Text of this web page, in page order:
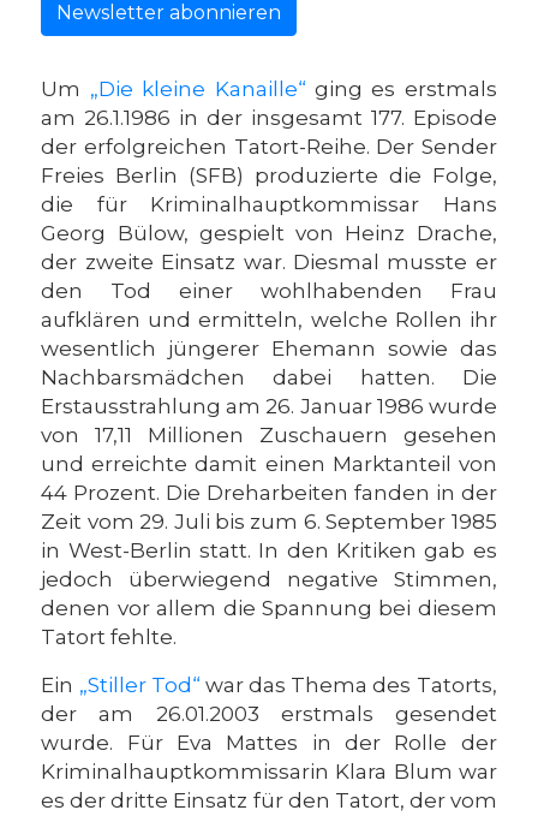
Newsletter abonnieren
Um „Die kleine Kanaille“ ging es erstmals
am 26.1.1986 in der insgesamt 177. Episode
der erfolgreichen Tatort-Reihe. Der Sender
Freies Berlin (SFB) produzierte die Folge,
die für Kriminalhauptkommissar Hans
Georg Bülow, gespielt von Heinz Drache,
der zweite Einsatz war. Diesmal musste er
den Tod einer wohlhabenden Frau
aufklären und ermitteln, welche Rollen ihr
wesentlich jüngerer Ehemann sowie das
Nachbarsmädchen dabei hatten. Die
Erstausstrahlung am 26. Januar 1986 wurde
von 17,11 Millionen Zuschauern gesehen
und erreichte damit einen Marktanteil von
44 Prozent. Die Dreharbeiten fanden in der
Zeit vom 29. Juli bis zum 6. September 1985
in West-Berlin statt. In den Kritiken gab es
jedoch überwiegend negative Stimmen,
denen vor allem die Spannung bei diesem
Tatort fehlte.
Ein „Stiller Tod“ war das Thema des Tatorts,
der am 26.01.2003 erstmals gesendet
wurde. Für Eva Mattes in der Rolle der
Kriminalhauptkommissarin Klara Blum war
es der dritte Einsatz für den Tatort, der vom